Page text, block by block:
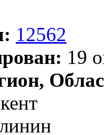
12562
19